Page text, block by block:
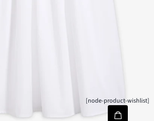
[node-product-wishlist]